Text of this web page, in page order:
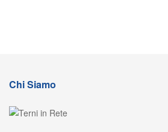
Chi Siamo